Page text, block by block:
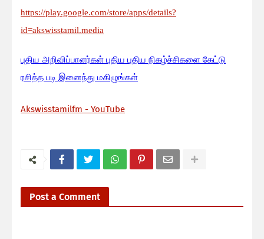
https://play.google.com/store/apps/details?
id=akswisstamil.media
புதிய அறிவிப்பாளர்கள் புதிய புதிய நிகழ்ச்சிகளை கேட்டு
ரசித்த படி இனைந்து மகிழுங்கள்
Akswisstamilfm - YouTube
Post a Comment